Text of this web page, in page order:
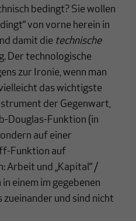
bedingt? Sie wollen
von vorne herein in
damit die technische
Der technologische
zur Ironie, wenn man
das wichtigste
der Gegenwart,
Douglas-Funktion (in
auf einer
Funktion auf
Arbeit und „Kapital“ /
einem im gegebenen
und sind nicht